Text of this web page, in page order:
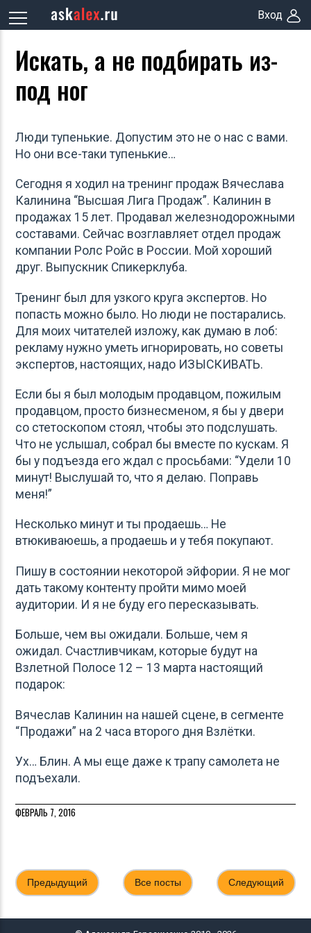
Вход
Искать, а не подбирать из-
под ног
Люди тупенькие. Допустим это не о нас с вами.
Но они все-таки тупенькие…
Сегодня я ходил на тренинг продаж Вячеслава
Калинина “Высшая Лига Продаж”. Калинин в
продажах 15 лет. Продавал железнодорожными
составами. Сейчас возглавляет отдел продаж
компании Poлc Poйc в России. Мой хороший
друг. Выпускник Спикерклуба.
Тренинг был для узкого круга экспертов. Но
попасть можно было. Но люди не постарались.
Для моих читателей изложу, как думаю в лоб:
рекламу нужно уметь игнорировать, но советы
экспертов, настоящих, надо ИЗЫСКИВАТЬ.
Если бы я был молодым продавцом, пожилым
продавцом, просто бизнесменом, я бы у двери
со стетоскопом стоял, чтобы это подслушать.
Что не услышал, собрал бы вместе по кускам. Я
бы у подъезда его ждал с просьбами: “Удели 10
минут! Выслушай то, что я делаю. Поправь
меня!”
Несколько минут и ты продаешь… Не
втюкиваюешь, а продаешь и у тебя покупают.
Пишу в состоянии некоторой эйфории. Я не мог
дать такому контенту пройти мимо моей
аудитории. И я не буду его пересказывать.
Больше, чем вы ожидали. Больше, чем я
ожидал. Счастливчикам, которые будут на
Взлетной Полосе 12 – 13 марта настоящий
подарок:
Вячеслав Калинин на нашей сцене, в сегменте
“Продажи” на 2 часа второго дня Взлётки.
Ух… Блин. А мы еще даже к трапу самолета не
подъехали.
ФЕВРАЛЬ 7, 2016
Предыдущий Все посты Следующий